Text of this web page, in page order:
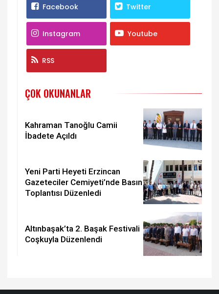
Facebook Twitter
Instagram Youtube
RSS
ÇOK OKUNANLAR
Kahraman Tanoğlu Camii
İbadete Açıldı
Yeni Parti Heyeti Erzincan
Gazeteciler Cemiyeti’nde Basın
Toplantısı Düzenledi
Altınbaşak’ta 2. Başak Festivali
Coşkuyla Düzenlendi